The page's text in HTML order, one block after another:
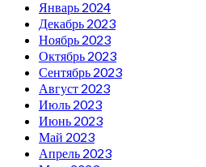
Январь 2024
Декабрь 2023
Ноябрь 2023
Октябрь 2023
Сентябрь 2023
Август 2023
Июль 2023
Июнь 2023
Май 2023
Апрель 2023